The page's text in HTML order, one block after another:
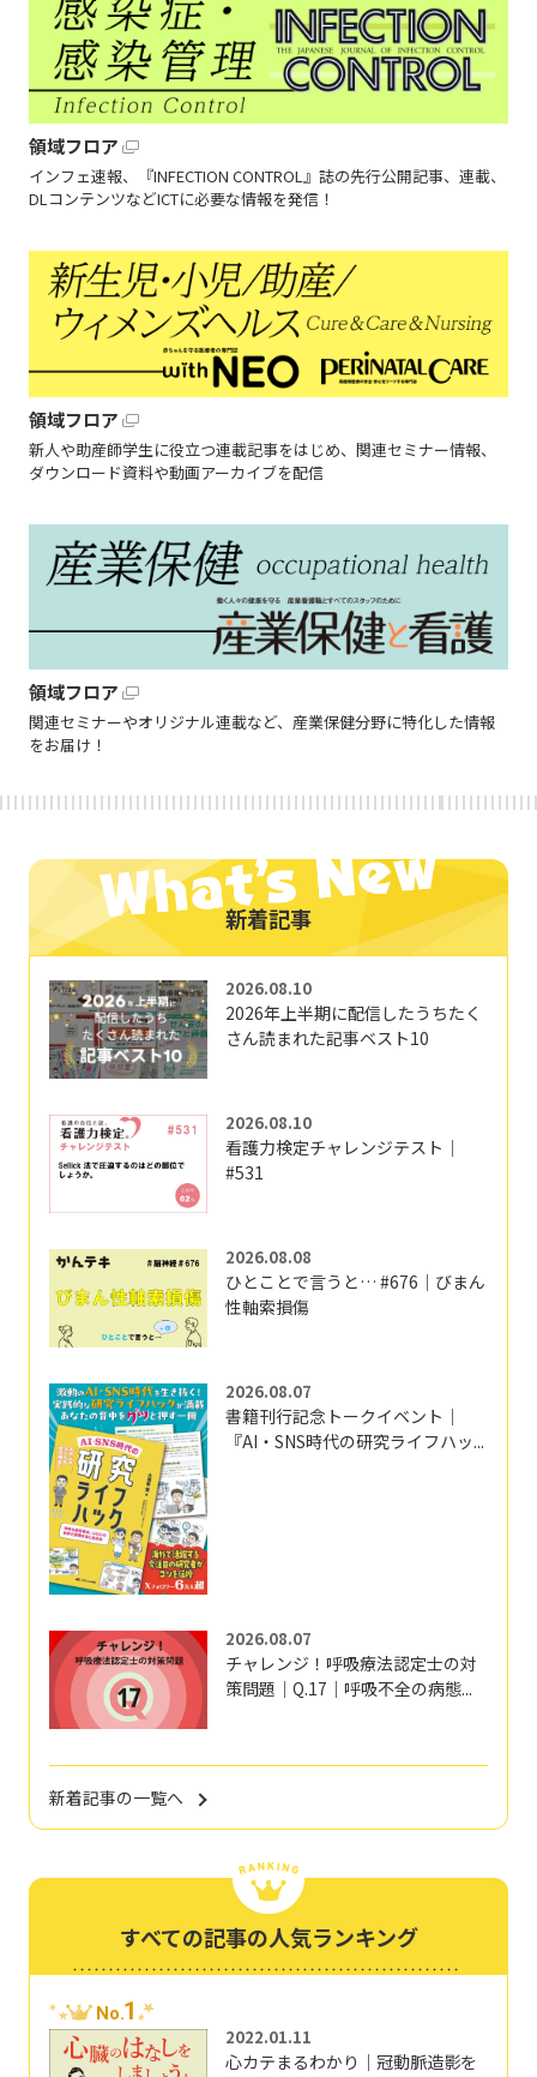
領域フロア
インフェ速報、『INFECTION CONTROL』誌の先行公開記事、連載、
DLコンテンツなどICTに必要な情報を発信！
領域フロア
新人や助産師学生に役立つ連載記事をはじめ、関連セミナー情報、
ダウンロード資料や動画アーカイブを配信
領域フロア
関連セミナーやオリジナル連載など、産業保健分野に特化した情報
をお届け！
新着記事
2026.08.10
2026年上半期に配信したうちたく
さん読まれた記事ベスト10
2026.08.10
看護力検定チャレンジテスト｜
#531
2026.08.08
ひとことで言うと… #676｜びまん
性軸索損傷
2026.08.07
書籍刊行記念トークイベント｜
『AI・SNS時代の研究ライフハッ...
2026.08.07
チャレンジ！呼吸療法認定士の対
策問題｜Q.17｜呼吸不全の病態...
新着記事の一覧へ
すべての記事の人気ランキング
No.1
2022.01.11
心カテまるわかり｜冠動脈造影を